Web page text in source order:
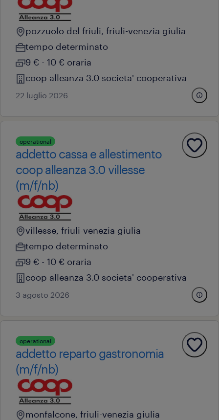
pozzuolo del friuli, friuli-venezia giulia
tempo determinato
9 € - 10 € oraria
coop alleanza 3.0 societa' cooperativa
22 luglio 2026
operational
addetto cassa e allestimento
coop alleanza 3.0 villesse
(m/f/nb)
villesse, friuli-venezia giulia
tempo determinato
9 € - 10 € oraria
coop alleanza 3.0 societa' cooperativa
3 agosto 2026
operational
addetto reparto gastronomia
(m/f/nb)
monfalcone, friuli-venezia giulia